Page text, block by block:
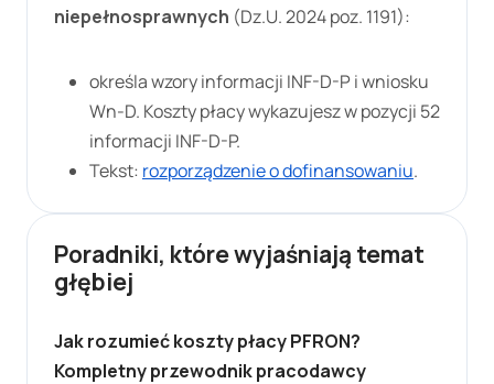
niepełnosprawnych (Dz.U. 2024 poz. 1191):
określa wzory informacji INF-D-P i wniosku
Wn-D. Koszty płacy wykazujesz w pozycji 52
informacji INF-D-P.
Tekst: rozporządzenie o dofinansowaniu.
Poradniki, które wyjaśniają temat
głębiej
Jak rozumieć koszty płacy PFRON?
Kompletny przewodnik pracodawcy